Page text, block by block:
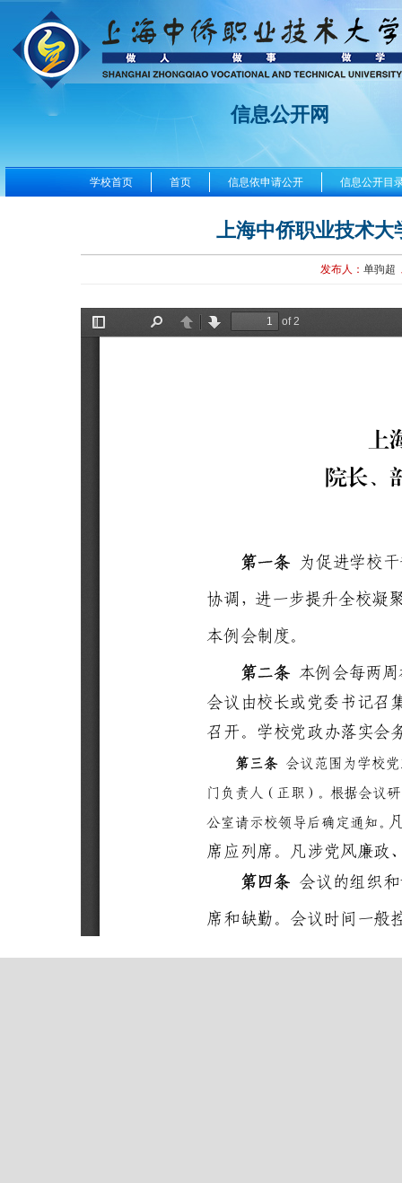
信息公开网
学校首页 首页 信息依申请公开 信息公开目
上海中侨职业技术大
发布人： 单驹超